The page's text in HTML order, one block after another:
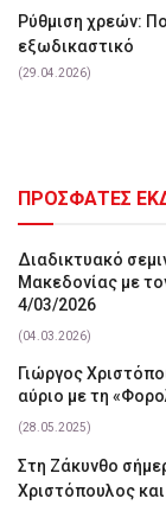
Ρύθμιση χρεών:
εξωδικαστικό
(29.04.2026)
ΠΡΟΣΦΑΤΕΣ
Διαδικτυακό
Μακεδονίας με
4/03/2026
(04.03.2026)
Γιώργος
αύριο με τη
(28.05.2025)
Στη Ζάκυνθο
Χριστόπουλος